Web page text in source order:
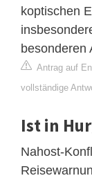
koptischen
besonderen
Antrag auf
vollständige
Ist in
Nahost-